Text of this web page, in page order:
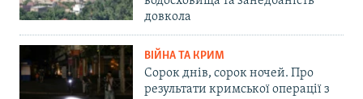
довкола
ВІЙНА ТА КРИМ
Сорок днів, сорок ночей. Про
результати кримської операції з